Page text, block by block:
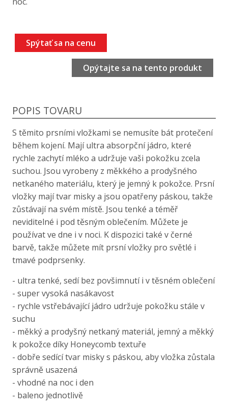
Spýtať sa na cenu
Opýtajte sa na tento produkt
POPIS TOVARU
S těmito prsními vložkami se nemusíte bát protečení
během kojení. Mají ultra absorpční jádro, které
rychle zachytí mléko a udržuje vaši pokožku zcela
suchou. Jsou vyrobeny z měkkého a prodyšného
netkaného materiálu, který je jemný k pokožce. Prsní
vložky mají tvar misky a jsou opatřeny páskou, takže
zůstávají na svém místě. Jsou tenké a téměř
neviditelné i pod těsným oblečením. Můžete je
používat ve dne i v noci. K dispozici také v černé
barvě, takže můžete mít prsní vložky pro světlé i
tmavé podprsenky.
- ultra tenké, sedí bez povšimnutí i v těsném oblečení
- super vysoká nasákavost
- rychle vstřebávající jádro udržuje pokožku stále v
suchu
- měkký a prodyšný netkaný materiál, jemný a měkký
k pokožce díky Honeycomb textuře
- dobře sedící tvar misky s páskou, aby vložka zůstala
správně usazená
- vhodné na noc i den
- baleno jednotlivě